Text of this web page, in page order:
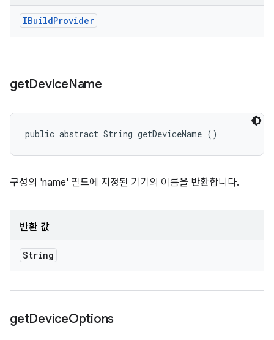
IBuildProvider
getDeviceName
public abstract String getDeviceName ()
구성의 'name' 필드에 지정된 기기의 이름을 반환합니다.
반환 값
String
getDeviceOptions